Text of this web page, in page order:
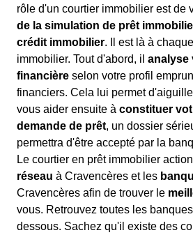
rôle d'un courtier immobilier est de
de la simulation de prêt
crédit immobilier. Il est là à
immobilier. Tout d'abord, il analyse
financière selon votre profil
financiers. Cela lui permet
vous aider ensuite à constituer
demande de prêt, un dossier
permettra d'être accepté par la
Le courtier en prêt immobilier
réseau à Cravencères et les
Cravencères afin de trouver le
vous. Retrouvez toutes les
dessous. Sachez qu'il existe des